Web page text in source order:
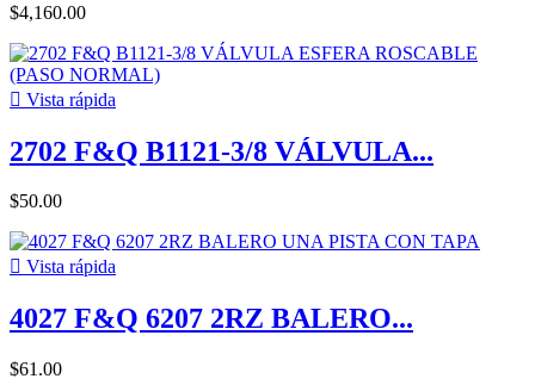
$4,160.00
 Vista rápida
2702 F&Q B1121-3/8 VÁLVULA...
$50.00
 Vista rápida
4027 F&Q 6207 2RZ BALERO...
$61.00